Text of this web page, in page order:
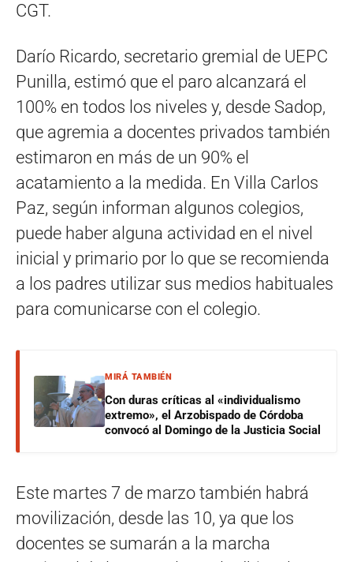
CGT.
Darío Ricardo, secretario gremial de UEPC
Punilla, estimó que el paro alcanzará el
100% en todos los niveles y, desde Sadop,
que agremia a docentes privados también
estimaron en más de un 90% el
acatamiento a la medida. En Villa Carlos
Paz, según informan algunos colegios,
puede haber alguna actividad en el nivel
inicial y primario por lo que se recomienda
a los padres utilizar sus medios habituales
para comunicarse con el colegio.
MIRÁ TAMBIÉN
Con duras críticas al «individualismo
extremo», el Arzobispado de Córdoba
convocó al Domingo de la Justicia Social
Este martes 7 de marzo también habrá
movilización, desde las 10, ya que los
docentes se sumarán a la marcha